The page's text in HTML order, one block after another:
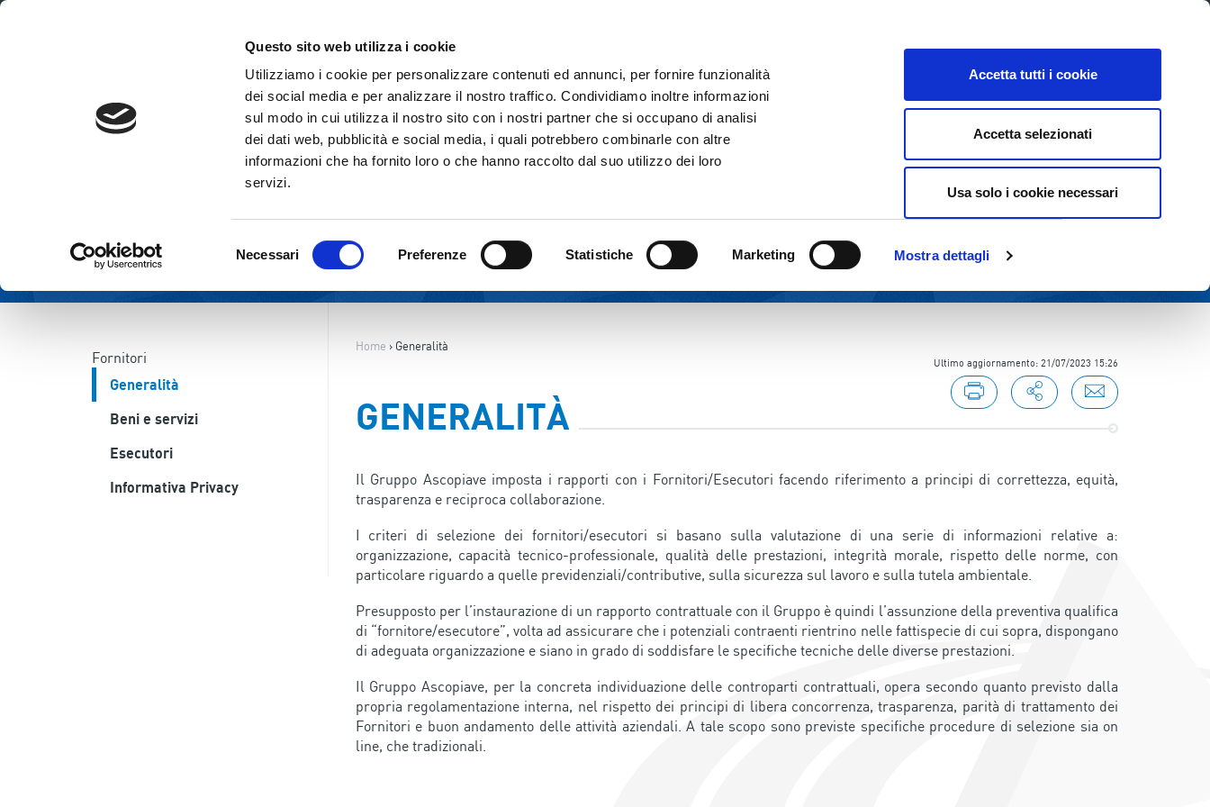
Questo sito web utilizza i cookie
Utilizziamo i cookie per personalizzare contenuti ed annunci, per fornire funzionalità
dei social media e per analizzare il nostro traffico. Condividiamo inoltre informazioni
sul modo in cui utilizza il nostro sito con i nostri partner che si occupano di analisi
dei dati web, pubblicità e social media, i quali potrebbero combinarle con altre
informazioni che ha fornito loro o che hanno raccolto dal suo utilizzo dei loro
servizi.
del
Necessari Preferenze Statistiche Marketing Mostra dettagli
Accetta tutti i cookie
Accetta selezionati
Usa solo i cookie necessari
IL GRUPPO ATTIVITÀ CORPORATE GOVERNANCE INVESTOR RELATIONS SOSTENIBILITÀ
Fornitori
Generalità
Beni e servizi
Esecutori
Informativa Privacy
Home › Generalità
Ultimo aggiornamento: 21/07/2023 15:26
GENERALITÀ
Il Gruppo Ascopiave imposta i rapporti con i Fornitori/Esecutori facendo riferimento a principi di correttezza, equità,
trasparenza e reciproca collaborazione.
I criteri di selezione dei fornitori/esecutori si basano sulla valutazione di una serie di informazioni relative a:
organizzazione, capacità tecnico-professionale, qualità delle prestazioni, integrità morale, rispetto delle norme, con
particolare riguardo a quelle previdenziali/contributive, sulla sicurezza sul lavoro e sulla tutela ambientale.
Presupposto per l’instaurazione di un rapporto contrattuale con il Gruppo è quindi l’assunzione della preventiva qualifica
di “fornitore/esecutore”, volta ad assicurare che i potenziali contraenti rientrino nelle fattispecie di cui sopra, dispongano
di adeguata organizzazione e siano in grado di soddisfare le specifiche tecniche delle diverse prestazioni.
Il Gruppo Ascopiave, per la concreta individuazione delle controparti contrattuali, opera secondo quanto previsto dalla
propria regolamentazione interna, nel rispetto dei principi di libera concorrenza, trasparenza, parità di trattamento dei
Fornitori e buon andamento delle attività aziendali. A tale scopo sono previste specifiche procedure di selezione sia on
line, che tradizionali.